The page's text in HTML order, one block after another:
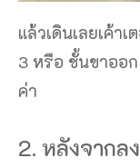
แล้วเดินเลยเค้า
3 หรือ ชั้นขาออ
ค่า
2. หลังจากล